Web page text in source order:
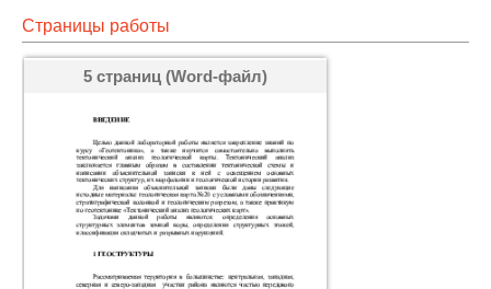
Страницы работы
5 страниц (Word-файл)